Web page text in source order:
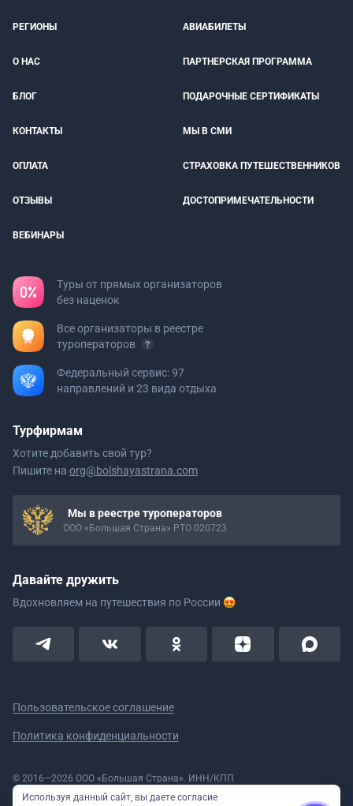
РЕГИОНЫ АВИАБИЛЕТЫ
О НАС ПАРТНЕРСКАЯ ПРОГРАММА
БЛОГ ПОДАРОЧНЫЕ СЕРТИФИКАТЫ
КОНТАКТЫ МЫ В СМИ
ОПЛАТА СТРАХОВКА ПУТЕШЕСТВЕННИКОВ
ОТЗЫВЫ ДОСТОПРИМЕЧАТЕЛЬНОСТИ
ВЕБИНАРЫ
Туры от прямых организаторов
без наценок
Все организаторы в реестре
туроператоров
Федеральный сервис: 97
направлений и 23 вида отдыха
Турфирмам
Хотите добавить свой тур?
Пишите на org@bolshayastrana.com
Мы в реестре туроператоров
ООО «Большая Страна» РТО 020723
Давайте дружить
Вдохновляем на путешествия по России
Пользовательское соглашение
Политика конфиденциальности
© 2016—2026 ООО «Большая Страна». ИНН/КПП
5908078160/590801001 ОГРН 1185958020533
Номер в реестре Роскомнадзора № 59-18-006319 (Приказ № 321 от
Используя данный сайт, вы даете согласие